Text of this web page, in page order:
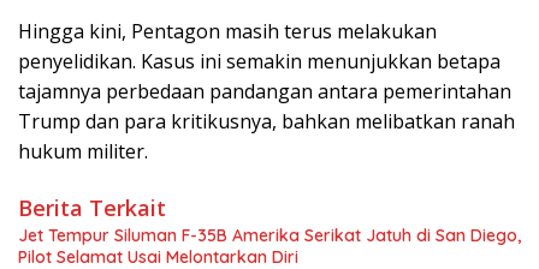
Hingga kini, Pentagon masih terus melakukan
penyelidikan. Kasus ini semakin menunjukkan betapa
tajamnya perbedaan pandangan antara pemerintahan
Trump dan para kritikusnya, bahkan melibatkan ranah
hukum militer.
Berita Terkait
Jet Tempur Siluman F-35B Amerika Serikat Jatuh di San Diego,
Pilot Selamat Usai Melontarkan Diri